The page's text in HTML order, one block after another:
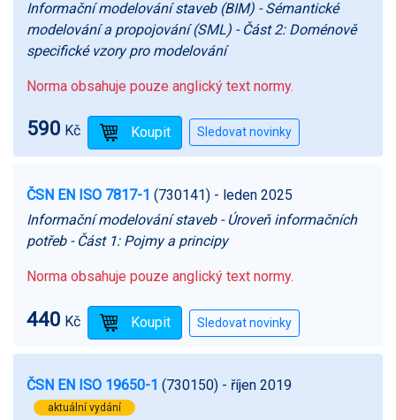
Informační modelování staveb (BIM) - Sémantické
modelování a propojování (SML) - Část 2: Doménově
specifické vzory pro modelování
Norma obsahuje pouze anglický text normy.
590 Kč
ČSN EN ISO 7817-1 (730141) - leden 2025
Informační modelování staveb - Úroveň informačních
potřeb - Část 1: Pojmy a principy
Norma obsahuje pouze anglický text normy.
440 Kč
ČSN EN ISO 19650-1 (730150) - říjen 2019
aktuální vydání